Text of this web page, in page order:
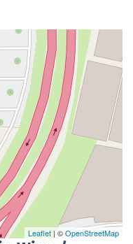
Leaflet | ©OpenStreetMap